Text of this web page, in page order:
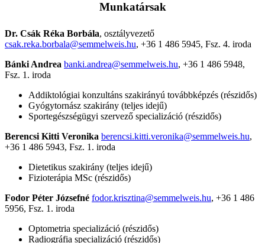
Munkatársak
Dr. Csák Réka Borbála, osztályvezető
csak.reka.borbala@semmelweis.hu, +36 1 486 5945, Fsz. 4. iroda
Bánki Andrea banki.andrea@semmelweis.hu, +36 1 486 5948,
Fsz. 1. iroda
Addiktológiai konzultáns szakirányú továbbképzés (részidős)
Gyógytornász szakirány (teljes idejű)
Sportegészségügyi szervező specializáció (részidős)
Berencsi Kitti Veronika berencsi.kitti.veronika@semmelweis.hu,
+36 1 486 5943, Fsz. 1. iroda
Dietetikus szakirány (teljes idejű)
Fizioterápia MSc (részidős)
Fodor Péter Józsefné fodor.krisztina@semmelweis.hu, +36 1 486
5956, Fsz. 1. iroda
Optometria specializáció (részidős)
Radiográfia specializáció (részidős)